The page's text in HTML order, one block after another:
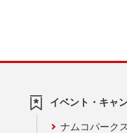
イベント・キャ
ナムコパークス